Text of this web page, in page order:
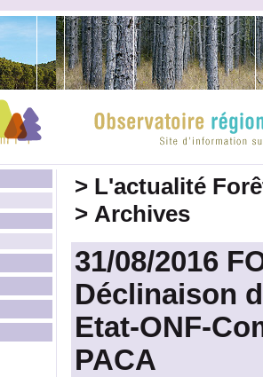
> L'actualité
> Archives
31/08/2016
Déclinaison
Etat-ONF-
PACA